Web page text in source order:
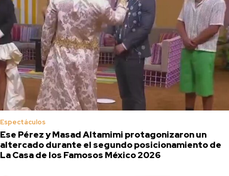
Espectáculos
Ese Pérez y Masad Altamimi protagonizaron un
altercado durante el segundo posicionamiento de
La Casa de los Famosos México 2026